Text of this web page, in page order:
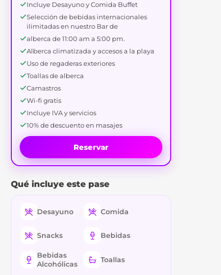
Incluye Desayuno y Comida Buffet
Selección de bebidas internacionales
ilimitadas en nuestro Bar de
alberca de 11:00 am a 5:00 pm.
Alberca climatizada y accesos a la playa
Uso de regaderas exteriores
Toallas de alberca
Camastros
Wi-fi gratis
Incluye IVA y servicios
10% de descuento en masajes
Reservar
Qué incluye este pase
Desayuno Comida
Snacks Bebidas
Bebidas
Alcohólicas
Toallas